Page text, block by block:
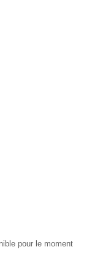
pour le moment